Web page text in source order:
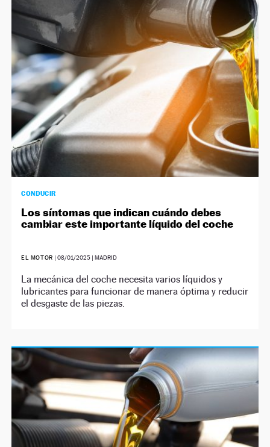
CONDUCIR
Los síntomas que indican cuándo debes
cambiar este importante líquido del coche
EL MOTOR | 08/01/2025| MADRID
La mecánica del coche necesita varios líquidos y
lubricantes para funcionar de manera óptima y reducir
el desgaste de las piezas.